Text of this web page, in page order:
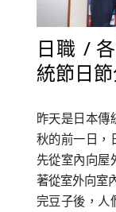
日職 /
統節日
昨天是日本傳
秋的前一日，
先從室內向屋
著從室外向室
完豆子後，人